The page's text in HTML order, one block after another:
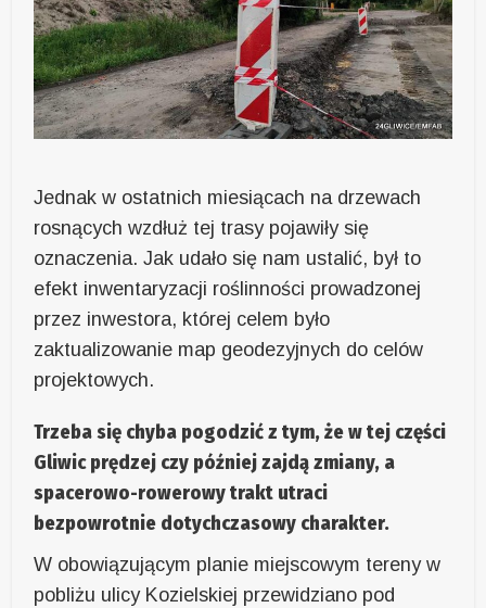
Jednak w ostatnich miesiącach na drzewach
rosnących wzdłuż tej trasy pojawiły się
oznaczenia. Jak udało się nam ustalić, był to
efekt inwentaryzacji roślinności prowadzonej
przez inwestora, której celem było
zaktualizowanie map geodezyjnych do celów
projektowych.
Trzeba się chyba pogodzić z tym, że w tej części
Gliwic prędzej czy później zajdą zmiany, a
spacerowo-rowerowy trakt utraci
bezpowrotnie dotychczasowy charakter.
W obowiązującym planie miejscowym tereny w
pobliżu ulicy Kozielskiej przewidziano pod